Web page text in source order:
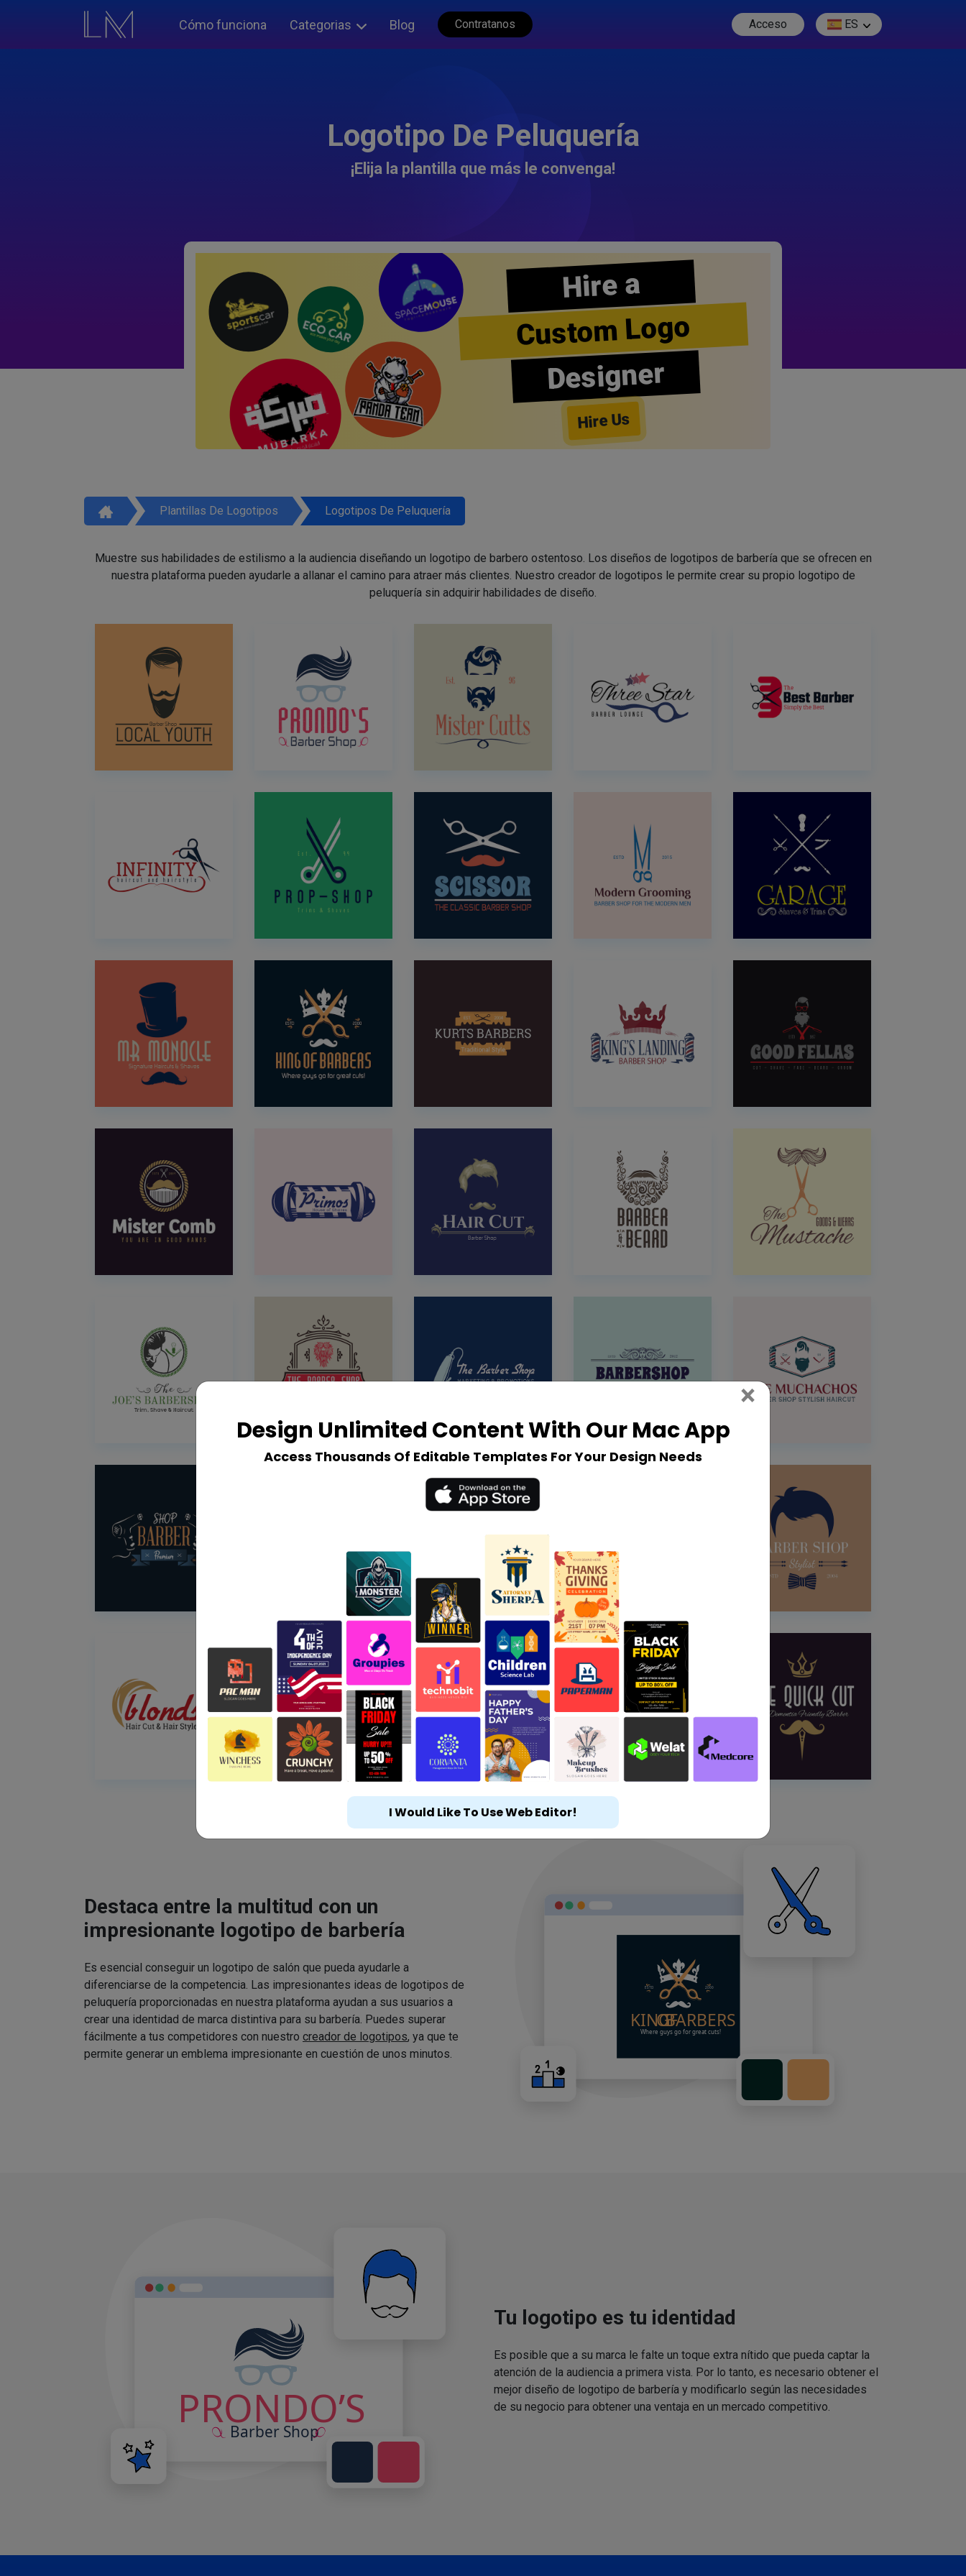
Cómo funciona Categorias Blog Contratanos Acceso ES
Logotipo De Peluquería
¡Elija la plantilla que más le convenga!
Hire a
Custom Logo
Designer
Hire Us
Plantillas De Logotipos Logotipos De Peluquería
Muestre sus habilidades de estilismo a la audiencia diseñando un logotipo de barbero ostentoso. Los diseños de logotipos de barbería que se ofrecen en
nuestra plataforma pueden ayudarle a allanar el camino para atraer más clientes. Nuestro creador de logotipos le permite crear su propio logotipo de
peluquería sin adquirir habilidades de diseño.
Destaca entre la multitud con un
impresionante logotipo de barbería
Es esencial conseguir un logotipo de salón que pueda ayudarle a
diferenciarse de la competencia. Las impresionantes ideas de logotipos de
peluquería proporcionadas en nuestra plataforma ayudan a sus usuarios a
crear una identidad de marca distintiva para su barbería. Puedes superar
fácilmente a tus competidores con nuestro creador de logotipos, ya que te
permite generar un emblema impresionante en cuestión de unos minutos.
Tu logotipo es tu identidad
Es posible que a su marca le falte un toque extra nítido que pueda captar la
atención de la audiencia a primera vista. Por lo tanto, es necesario obtener el
mejor diseño de logotipo de barbería y modificarlo según las necesidades
de su negocio para obtener una ventaja en un mercado competitivo.
Design Unlimited Content With Our Mac App
Access Thousands Of Editable Templates For Your Design Needs
× Close
I Would Like To Use Web Editor!